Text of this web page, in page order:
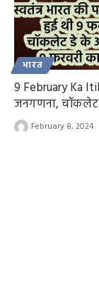
भारत
9 February Ka
जनगणना, चॉकलेट
February 8, 2024